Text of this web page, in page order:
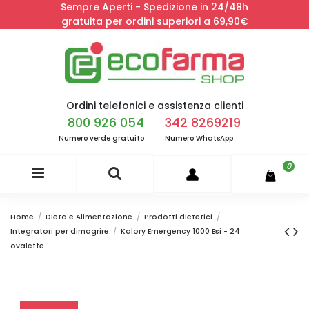
Sempre Aperti - Spedizione in 24/48h
gratuita per ordini superiori a 69,90€
Ordini telefonici e assistenza clienti
800 926 054
Numero verde gratuito
342 8269219
Numero WhatsApp
0
Home Dieta e Alimentazione
Prodotti dietetici
Integratori per dimagrire
Kalory Emergency 1000 Esi - 24
ovalette